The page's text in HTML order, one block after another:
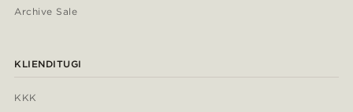
Archive Sale
KLIENDITUGI
KKK